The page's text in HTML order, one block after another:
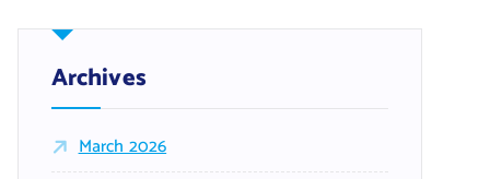
Archives
March 2026